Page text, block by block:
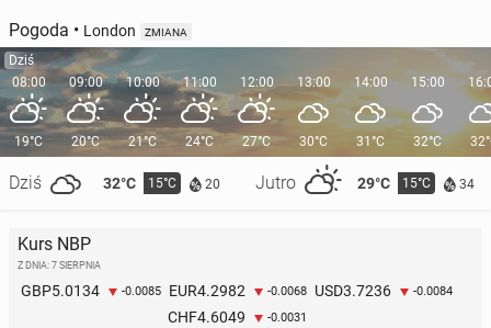
Pogoda • London ZMIANA
Dziś
08:00
19°C
Dziś 32°C 15°C 20 Jutro 29°C 15°C 34
09:00
20°C
10:00
21°C
11:00
24°C
12:00
27°C
13:00
30°C
14:00
31°C
15:00
32°C
Kurs NBP
Z DNIA: 7 SIERPNIA
GBP5.0134 -0.0085 EUR4.2982 -0.0068 USD3.7236 -0.0084
CHF4.6049 -0.0031